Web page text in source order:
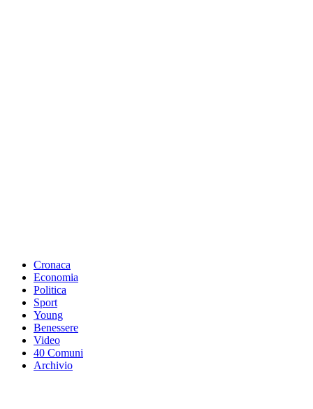
Cronaca
Economia
Politica
Sport
Young
Benessere
Video
40 Comuni
Archivio